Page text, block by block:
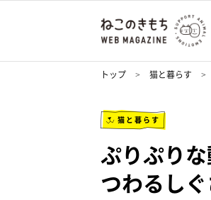
トップ 猫と暮らす
猫と暮らす
ぷりぷり
つわるし